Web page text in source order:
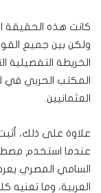
كانت هذه الحقيقة
ولكن بين جميع
الخريطة التفصيلية
المكتب الحربي في
العثمانيين.
علاوة على ذلك،
عندما استخدم
السامي المصري
العربية، وما تعنيه